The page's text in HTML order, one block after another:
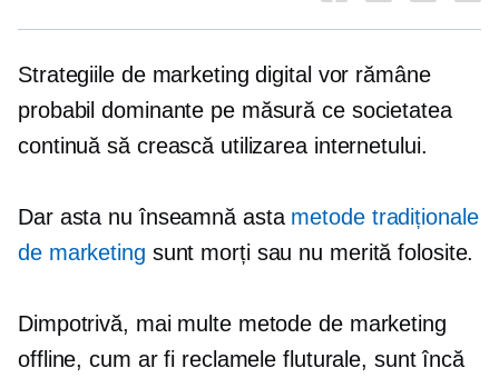
Strategiile de marketing digital vor rămâne
probabil dominante pe măsură ce societatea
continuă să crească utilizarea internetului.
Dar asta nu înseamnă asta metode tradiționale
de marketing sunt morți sau nu merită folosite.
Dimpotrivă, mai multe metode de marketing
offline, cum ar fi reclamele fluturale, sunt încă